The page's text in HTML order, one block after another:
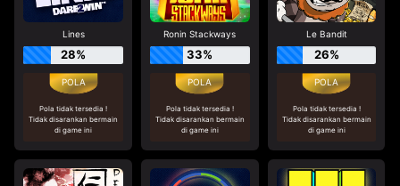
Lines
28%
Pola tidak tersedia !
Tidak disarankan bermain
di game ini
Ronin Stackways
33%
Pola tidak tersedia !
Tidak disarankan bermain
di game ini
Le Bandit
26%
Pola tidak tersedia !
Tidak disarankan bermain
di game ini